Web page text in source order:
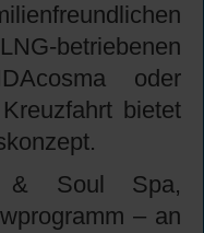
betriebenen
oder
bietet
& Soul Spa,
– an